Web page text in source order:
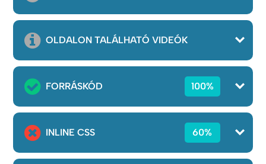
OLDALON TALÁLHATÓ VIDEÓK
FORRÁSKÓD 100%
INLINE CSS 60%